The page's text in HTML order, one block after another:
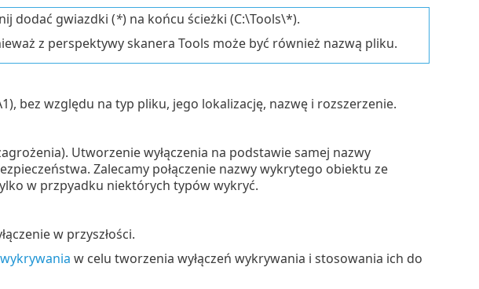
dodać gwiazdki (*) na końcu ścieżki (C:\Tools\*).
z perspektywy skanera Tools może być również nazwą pliku.
bez względu na typ pliku, jego lokalizację, nazwę i rozszerzenie.
Utworzenie wyłączenia na podstawie samej nazwy
Zalecamy połączenie nazwy wykrytego obiektu ze
w przpyadku niektórych typów wykryć.
w przyszłości.
w celu tworzenia wyłączeń wykrywania i stosowania ich do